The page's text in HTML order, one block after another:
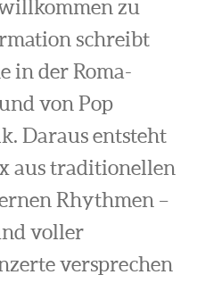
zu
schreibt
in der Roma-
von Pop
Daraus entsteht
aus traditionellen
Rhythmen –
voller
versprechen